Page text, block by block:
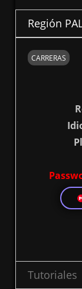
Región
CARRERAS
Tutoriales